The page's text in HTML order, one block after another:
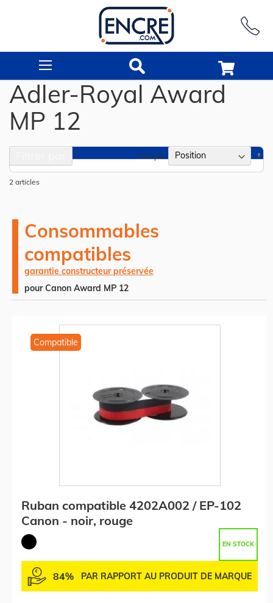
Adler-Royal Award
MP 12
2 articles
Trier par
Consommables
compatibles
garantie constructeur préservée
pour Canon Award MP 12
Compatible
Ruban compatible 4202A002 / EP-102
Canon - noir, rouge
EN STOCK
84% PAR RAPPORT AU PRODUIT DE MARQUE